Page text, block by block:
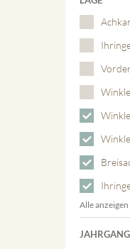
Alle anzeigen
JAHRGANG